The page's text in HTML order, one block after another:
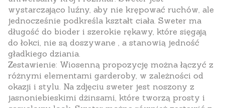
wystarczająco luźny, aby nie krępować ruchów, ale
jednocześnie podkreśla kształt ciała. Sweter ma
długość do bioder i szerokie rękawy, które sięgają
do łokci, nie są doszywane , a stanowią jedność
gładkiego dziania.
Zestawienie: Wiosenną propozycję można łączyć z
różnymi elementami garderoby, w zależności od
okazji i stylu. Na zdjęciu sweter jest noszony z
jasnoniebieskimi dżinsami, które tworzą prosty i